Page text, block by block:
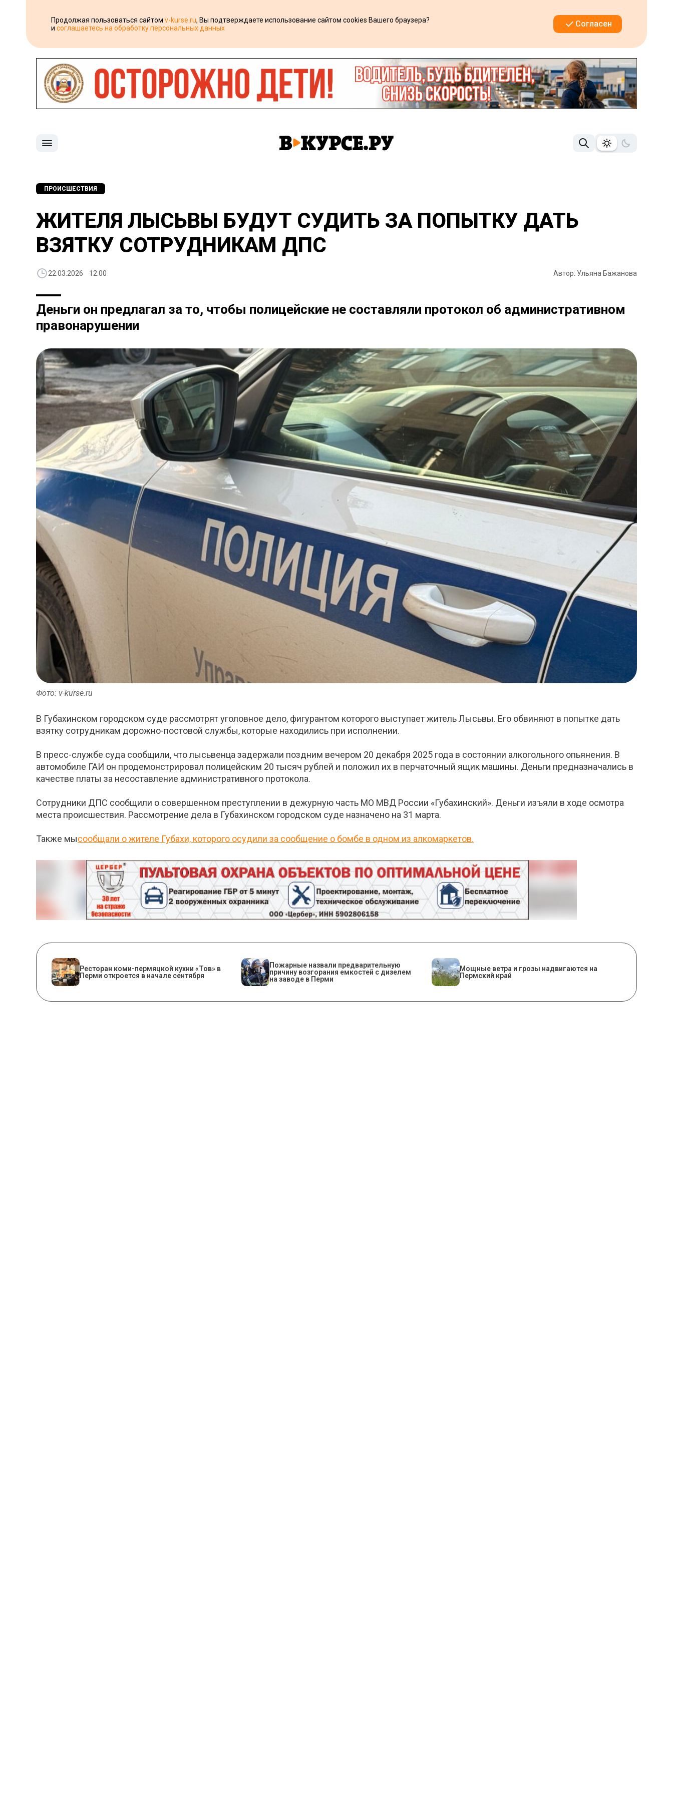
Продолжая пользоваться сайтом v-kurse.ru, Вы подтверждаете использование сайтом cookies Вашего браузера?
и соглашаетесь на обработку персональных данных Согласен
ПРОИСШЕСТВИЯ
ЖИТЕЛЯ ЛЫСЬВЫ БУДУТ СУДИТЬ ЗА ПОПЫТКУ ДАТЬ
ВЗЯТКУ СОТРУДНИКАМ ДПС
22.03.2026 12:00 Автор: Ульяна Бажанова
Деньги он предлагал за то, чтобы полицейские не составляли протокол об административном
правонарушении
Фото: v-kurse.ru
В Губахинском городском суде рассмотрят уголовное дело, фигурантом которого выступает житель Лысьвы. Его обвиняют в попытке дать
взятку сотрудникам дорожно-постовой службы, которые находились при исполнении.
В пресс-службе суда сообщили, что лысьвенца задержали поздним вечером 20 декабря 2025 года в состоянии алкогольного опьянения. В
автомобиле ГАИ он продемонстрировал полицейским 20 тысяч рублей и положил их в перчаточный ящик машины. Деньги предназначались в
качестве платы за несоставление административного протокола.
Сотрудники ДПС сообщили о совершенном преступлении в дежурную часть МО МВД России «Губахинский». Деньги изъяли в ходе осмотра
места происшествия. Рассмотрение дела в Губахинском городском суде назначено на 31 марта.
Также мысообщали о жителе Губахи, которого осудили за сообщение о бомбе в одном из алкомаркетов.
Ресторан коми-пермяцкой кухни «Тов» в
Перми откроется в начале сентября
Пожарные назвали предварительную
причину возгорания емкостей с дизелем
на заводе в Перми
Мощные ветра и грозы надвигаются на
Пермский край